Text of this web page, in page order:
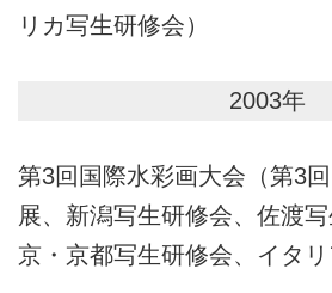
リカ写生研修会）
2003年
第3回国際水彩画大会（第3
展、新潟写生研修会、佐渡
京・京都写生研修会、イタリ